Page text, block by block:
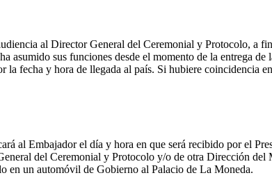
al Director General del Ceremonial y Protocolo, a
asumido sus funciones desde el momento de la entrega de
fecha y hora de llegada al país. Si hubiere coincidencia
al Embajador el día y hora en que será recibido por el
del Ceremonial y Protocolo y/o de otra Dirección del
en un automóvil de Gobierno al Palacio de La Moneda.